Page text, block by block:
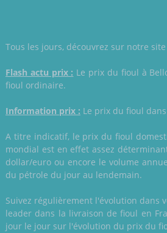
Tous les jours, découvrez sur notre
Flash actu prix : Le prix du fioul à
fioul ordinaire.
Information prix : Le prix du fioul
A titre indicatif, le prix du fioul
mondial est en effet assez
dollar/euro ou encore le volume
du pétrole du jour au lendemain.
Suivez régulièrement l'évolution dans
leader dans la livraison de fioul en
jour le jour sur l'évolution du prix du